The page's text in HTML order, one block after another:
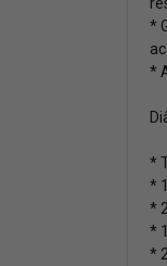
*
*
*
*
*
*
*